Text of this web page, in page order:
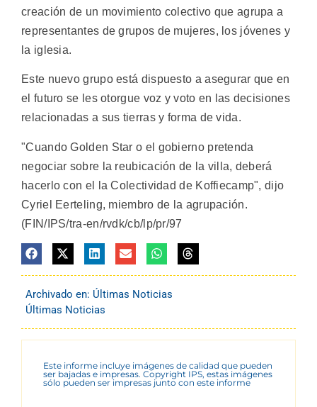
creación de un movimiento colectivo que agrupa a
representantes de grupos de mujeres, los jóvenes y
la iglesia.
Este nuevo grupo está dispuesto a asegurar que en
el futuro se les otorgue voz y voto en las decisiones
relacionadas a sus tierras y forma de vida.
"Cuando Golden Star o el gobierno pretenda
negociar sobre la reubicación de la villa, deberá
hacerlo con el la Colectividad de Koffiecamp", dijo
Cyriel Eerteling, miembro de la agrupación.
(FIN/IPS/tra-en/rvdk/cb/lp/pr/97
Archivado en: Últimas Noticias
Últimas Noticias
Este informe incluye imágenes de calidad que pueden
ser bajadas e impresas. Copyright IPS, estas imágenes
sólo pueden ser impresas junto con este informe